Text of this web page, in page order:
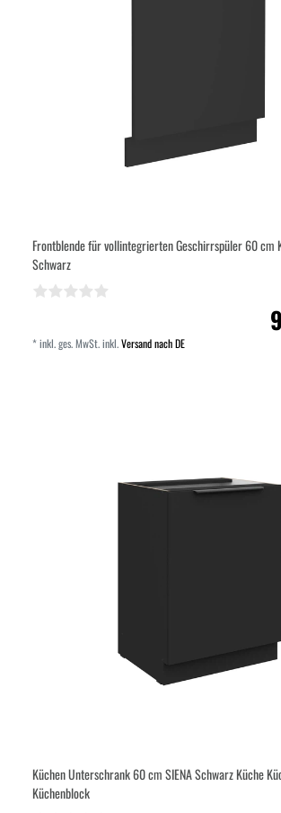
Frontblende für vollintegrierten Geschirrspüler 60 cm
Schwarz
*inkl. ges. MwSt.inkl.Versand nach DE
Küchen Unterschrank 60 cm SIENA Schwarz Küche
Küchenblock